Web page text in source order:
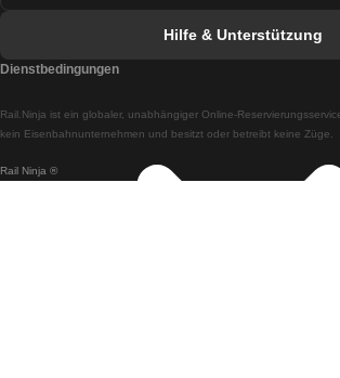
Züge von Lissabon nach Braga
Züge von Braga nach Lissabon
Rail Ninja ®
Rail.Ninja ist ein globaler, unabhängiger Online-
kein Eisenbahnunternehmen und besitzt oder betreibt keine Züge.
Hilfe & Unterstützung
Dienstbedingungen